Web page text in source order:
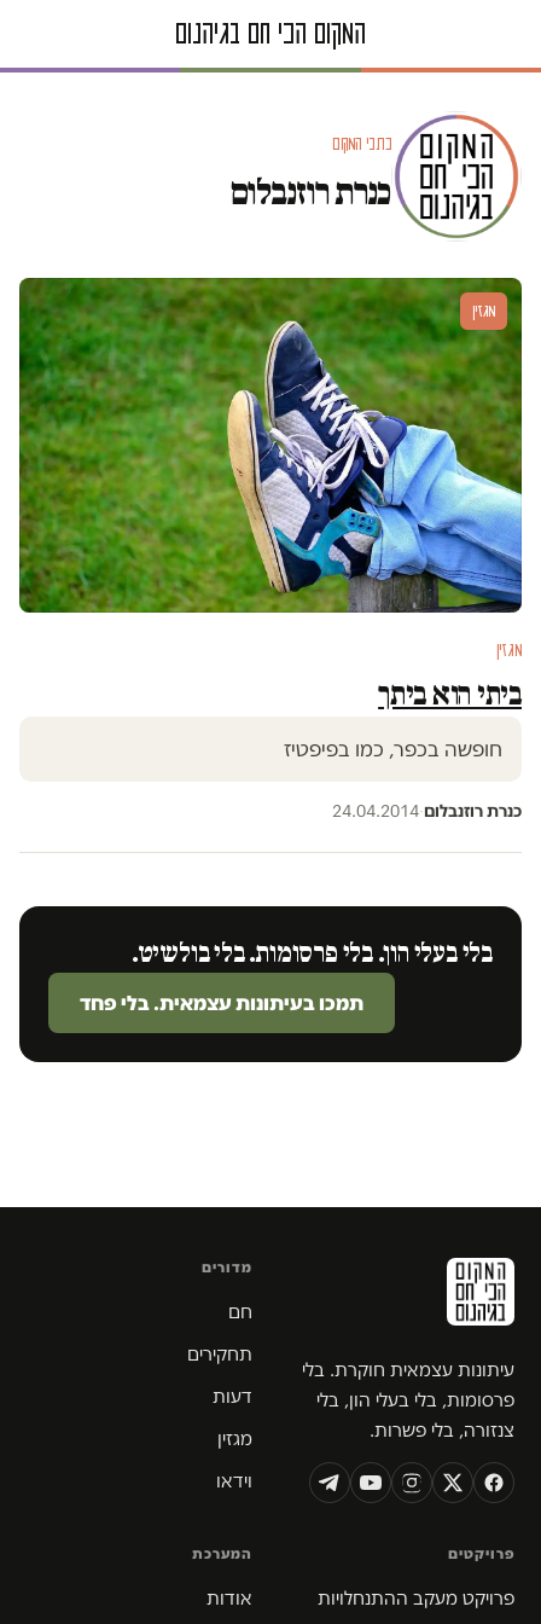
כתבי המקום
כנרת רוזנבלום
מגזין
מגזין
ביתי הוא ביתך
חופשה בכפר, כמו בפיפטיז
כנרת רוזנבלום·
24.04.2014
בלי בעלי הון. בלי פרסומות. בלי בולשיט.
תמכו בעיתונות עצמאית. בלי פחד
עיתונות עצמאית חוקרת. בלי
פרסומות, בלי בעלי הון, בלי
צנזורה, בלי פשרות.
מדורים
חם
תחקירים
דעות
מגזין
וידאו
פרויקטים
פרויקט מעקב ההתנחלויות
המערכת
אודות